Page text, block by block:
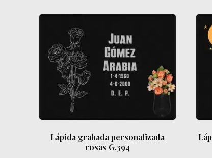
Lápida grabada personalizada
rosas G.394